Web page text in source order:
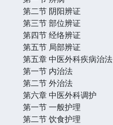
第二节 阴阳辨证
第三节 部位辨证
第四节 经络辨证
第五节 局部辨证
第五章 中医外科疾病治法
第一节 内治法
第二节 外治法
第六章 中医外科调护
第一节 一般护理
第二节 饮食护理